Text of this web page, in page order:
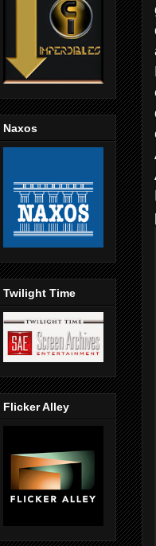
Naxos
Twilight Time
Flicker Alley